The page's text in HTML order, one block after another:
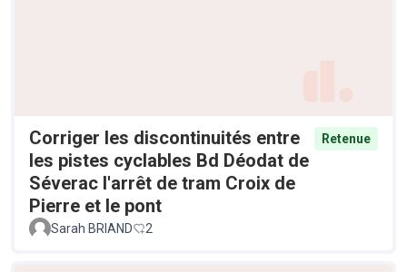
Corriger les discontinuités entre
les pistes cyclables Bd Déodat de
Séverac l'arrêt de tram Croix de
Pierre et le pont
Retenue
Sarah BRIAND 2